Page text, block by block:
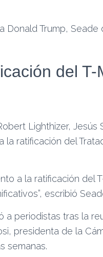
Donald Trump,
del T-
Lighthizer, Jesús
la ratificación del
a la ratificación del
escribió
a periodistas tras la
presidenta de la
semanas.